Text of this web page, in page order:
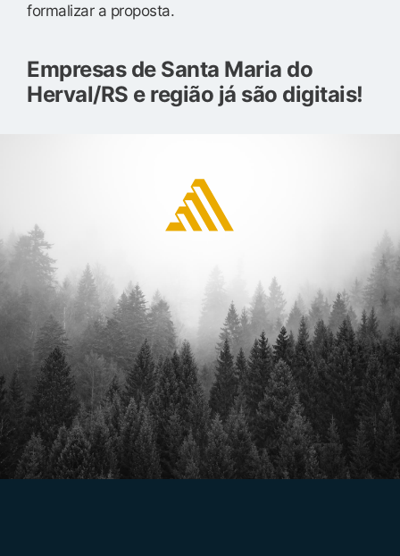
formalizar a proposta.
Empresas de Santa Maria do
Herval/RS e região já são digitais!